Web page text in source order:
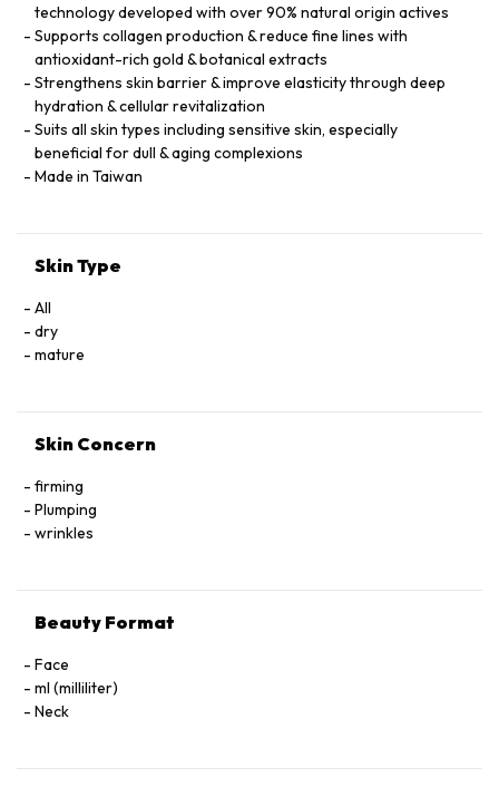
technology developed with over 90% natural origin actives
Supports collagen production & reduce fine lines with
antioxidant-rich gold & botanical extracts
Strengthens skin barrier & improve elasticity through deep
hydration & cellular revitalization
Suits all skin types including sensitive skin, especially
beneficial for dull & aging complexions
Made in Taiwan
Skin Type
All
dry
mature
Skin Concern
firming
Plumping
wrinkles
Beauty Format
Face
ml (milliliter)
Neck